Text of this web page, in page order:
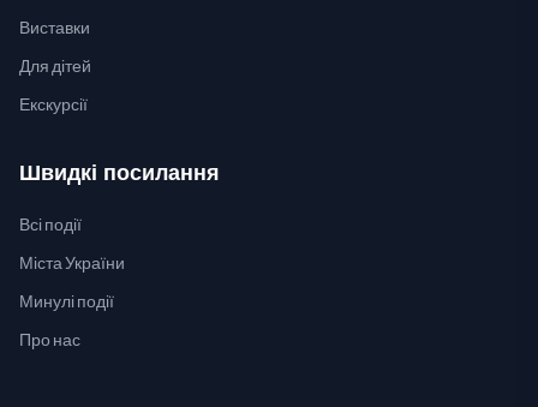
Виставки
Для дітей
Екскурсії
Швидкі посилання
Всі події
Міста України
Минулі події
Про нас